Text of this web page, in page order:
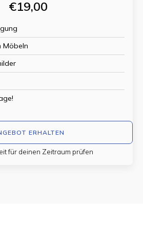
€19,00
Möbeln
ERHALTEN
für deinen Zeitraum prüfen